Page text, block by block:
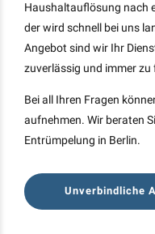
Haushaltauflösung nach
der wird schnell bei uns
Angebot sind wir Ihr
zuverlässig und immer zu
Bei all Ihren Fragen
aufnehmen. Wir beraten
Entrümpelung in Berlin.
Unverbindliche